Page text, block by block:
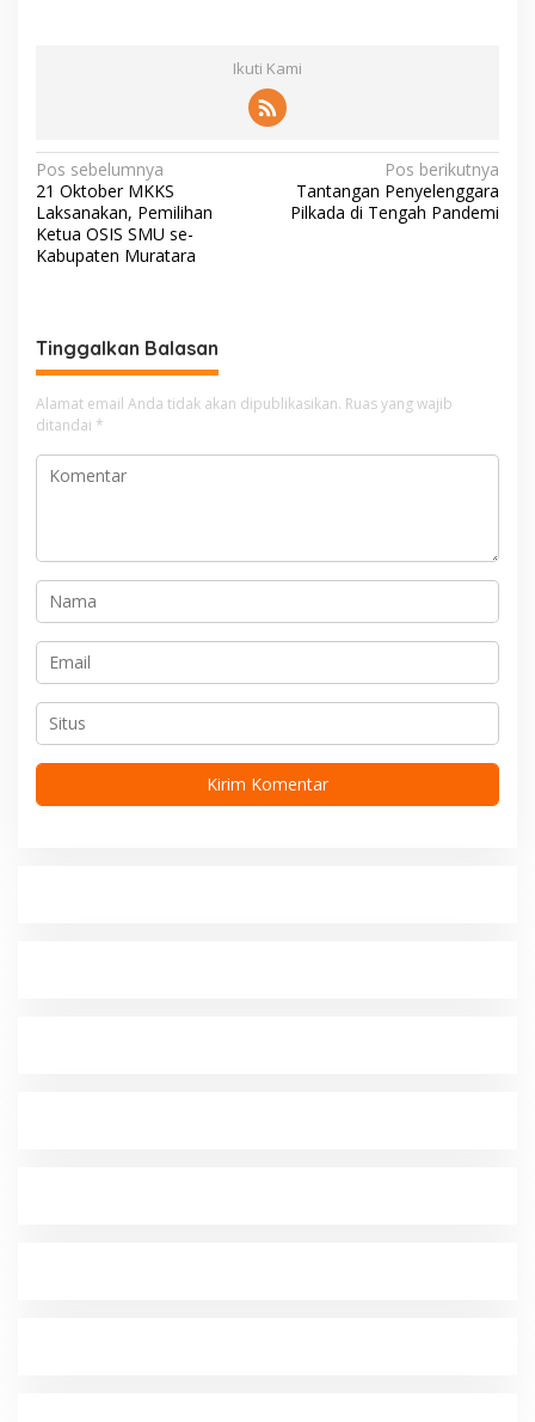
Ikuti Kami
N
a
v
a
s
i
p
o
Pos sebelumnya
21 Oktober MKKS
Laksanakan, Pemilihan
Ketua OSIS SMU se-
Kabupaten Muratara
Pos berikutnya
Tantangan Penyelenggara
Pilkada di Tengah Pandemi
Tinggalkan Balasan
Alamat email Anda tidak akan dipublikasikan. Ruas yang wajib
ditandai *